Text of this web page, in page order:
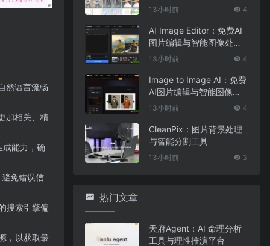
然语言流畅
加相关、精
能力，确
免错误信
搜索引擎偏
，以获取最
13小时前 4
AI Image Editor：免费AI
图片编辑与智能图像处理
工具
13小时前 4
Image to Image AI：免费
AI图片编辑与智能图像处
理工具
13小时前 4
CleanPix：图片背景处理
与智能分割工具
13小时前 3
热门文章
天府Agent：AI 命理分析
工具与理性推演平台